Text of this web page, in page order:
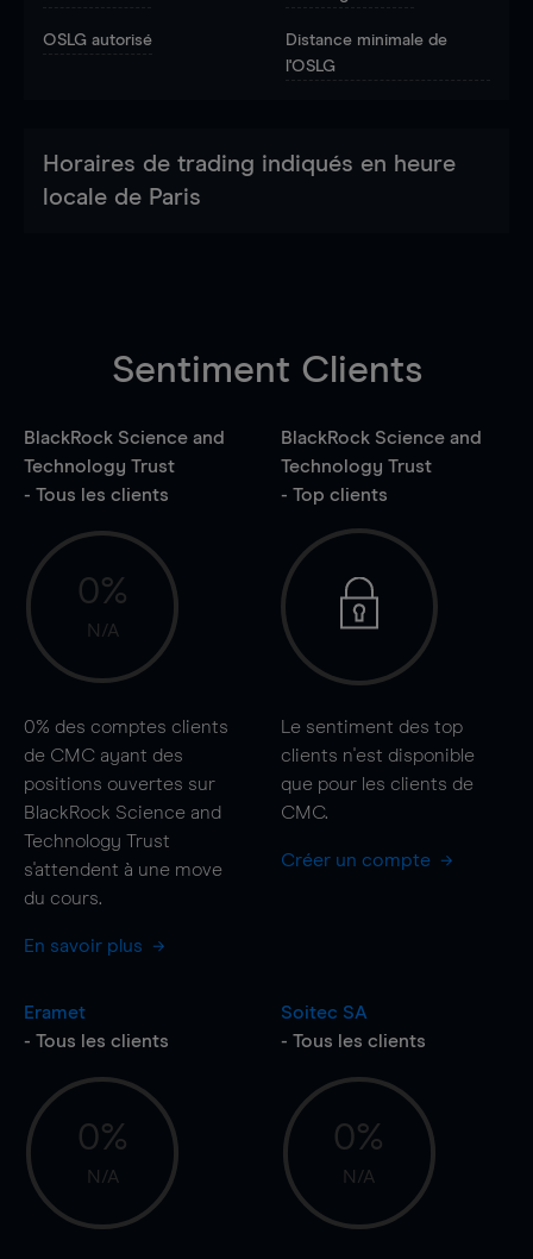
OSLG autorisé
Distance minimale de
l'OSLG
Horaires de trading indiqués en heure
locale de Paris
Sentiment Clients
BlackRock Science and
Technology Trust
- Tous les clients
0%
N/A
0% des comptes clients
de CMC ayant des
positions ouvertes sur
BlackRock Science and
Technology Trust
s'attendent à une move
du cours.
En savoir plus
BlackRock Science and
Technology Trust
- Top clients
Le sentiment des top
clients n'est disponible
que pour les clients de
CMC.
Créer un compte
Eramet
- Tous les clients
0%
N/A
Soitec SA
- Tous les clients
0%
N/A